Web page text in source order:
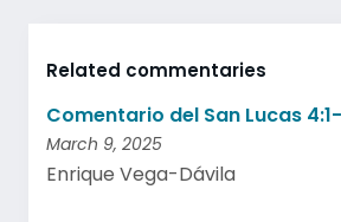
Related commentaries
Comentario del San Lucas
March 9, 2025
Enrique Vega-Dávila